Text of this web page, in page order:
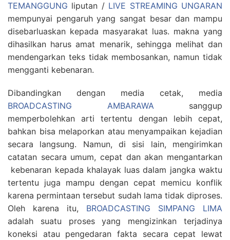
TEMANGGUNG liputan / LIVE STREAMING UNGARAN
mempunyai pengaruh yang sangat besar dan mampu
disebarluaskan kepada masyarakat luas. makna yang
dihasilkan harus amat menarik, sehingga melihat dan
mendengarkan teks tidak membosankan, namun tidak
mengganti kebenaran.
Dibandingkan dengan media cetak, media
BROADCASTING AMBARAWAsanggup
memperbolehkan arti tertentu dengan lebih cepat,
bahkan bisa melaporkan atau menyampaikan kejadian
secara langsung. Namun, di sisi lain, mengirimkan
catatan secara umum, cepat dan akan mengantarkan
kebenaran kepada khalayak luas dalam jangka waktu
tertentu juga mampu dengan cepat memicu konflik
karena permintaan tersebut sudah lama tidak diproses.
Oleh karena itu, BROADCASTING SIMPANG LIMA
adalah suatu proses yang mengizinkan terjadinya
koneksi atau pengedaran fakta secara cepat lewat